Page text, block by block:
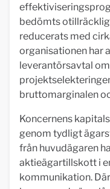
bedömts
reducerats med
organisationen har
leverantörsavtal
bruttomarginalen
Koncernens
genom tydligt
från huvudägaren
aktieägartillskott i
kommunikation.